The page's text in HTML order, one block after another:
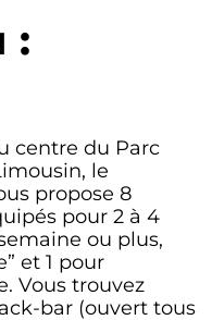
:
centre du Parc
le
propose 8
pour 2 à 4
ou plus,
et 1 pour
Vous trouvez
bar (ouvert tous